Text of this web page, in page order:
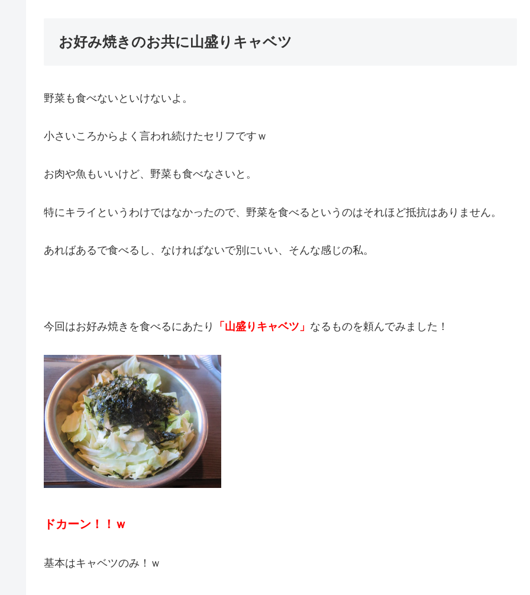
お好み焼きのお共に山盛りキャベツ
野菜も食べないといけないよ。
小さいころからよく言われ続けたセリフですｗ
お肉や魚もいいけど、野菜も食べなさいと。
特にキライというわけではなかったので、野菜を食べるというのはそれほど抵抗はありません。
あればあるで食べるし、なければないで別にいい、そんな感じの私。
今回はお好み焼きを食べるにあたり 「山盛りキャベツ」 なるものを頼んでみました！
ドカーン！！ｗ
基本はキャベツのみ！ｗ